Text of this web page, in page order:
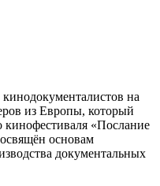
на
из Европы, который
кинофестиваля «Послание
основам
документальных